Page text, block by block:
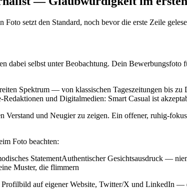
setzt den Standard, noch bevor die erste Zeile
dabei selbst unter Beobachtung. Dein Bewerbungsfoto
Spektrum — von klassischen Tageszeitungen bis
Redaktionen und Digitalmedien: Smart Casual ist
Verstand und Neugier zu zeigen. Ein offener, ruhig-
Foto beachten:
StatementAuthentischer Gesichtsausdruck —
Muster, die flimmern
Profilbild auf eigener Website, Twitter/X und LinkedIn —